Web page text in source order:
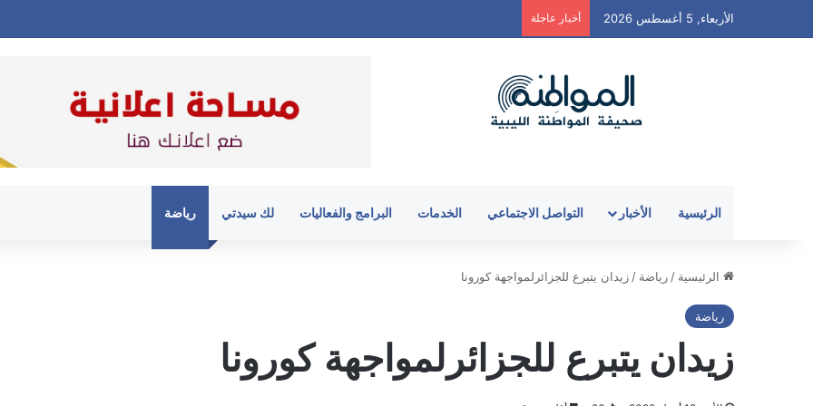
الأربعاء, 5 أغسطس 2026 أخبار عاجلة
الرئيسية الأخبار التواصل الاجتماعي الخدمات البرامج والفعاليات لك سيدتي رياضة
الرئيسية / رياضة / زيدان يتبرع للجزائرلمواجهة كورونا
رياضة
زيدان يتبرع للجزائرلمواجهة كورونا